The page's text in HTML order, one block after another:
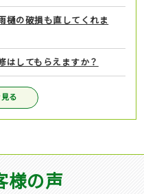
樋の破損も直してくれま
はしてもらえますか？
る
様の声